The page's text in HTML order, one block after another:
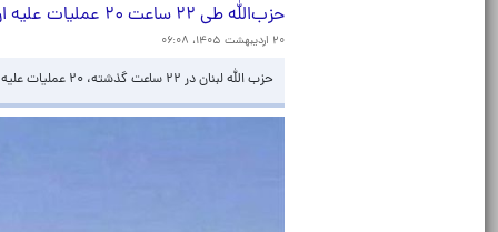
حزب‌الله طی ۲۲ ساعت ۲۰ عملیات علیه ارتش اسرائیل انجام داد
۲۰ اردیبهشت ۱۴۰۵، ۰۶:۰۸
حزب الله لبنان در ۲۲ ساعت گذشته، ۲۰ عملیات علیه نظامیان و تجهیزات ارتش رژیم صهیونیستی انجام داده است